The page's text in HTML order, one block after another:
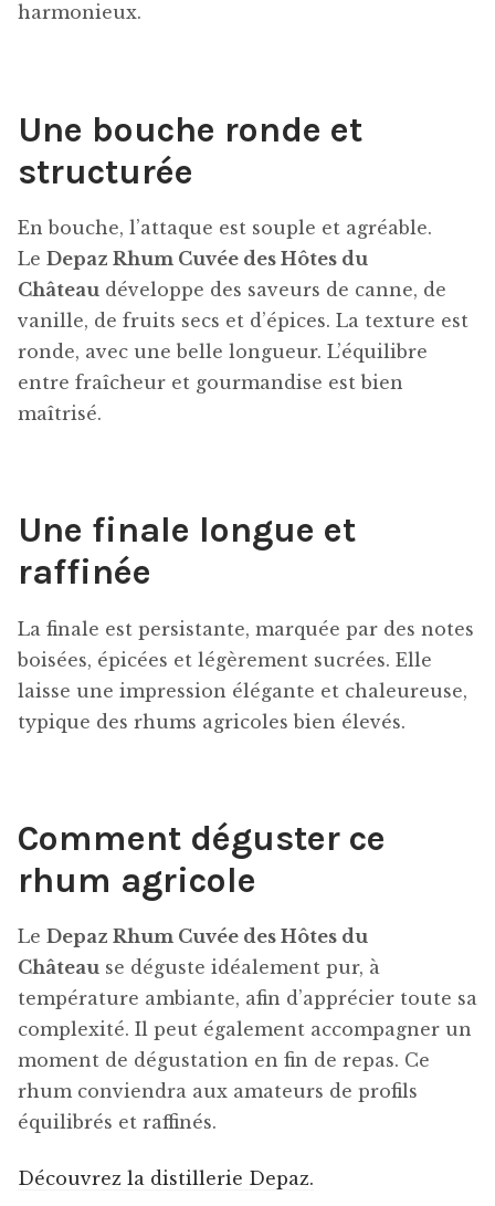
harmonieux.
Une bouche ronde et
structurée
En bouche, l’attaque est souple et agréable.
Le Depaz Rhum Cuvée des Hôtes du
Château développe des saveurs de canne, de
vanille, de fruits secs et d’épices. La texture est
ronde, avec une belle longueur. L’équilibre
entre fraîcheur et gourmandise est bien
maîtrisé.
Une finale longue et
raffinée
La finale est persistante, marquée par des notes
boisées, épicées et légèrement sucrées. Elle
laisse une impression élégante et chaleureuse,
typique des rhums agricoles bien élevés.
Comment déguster ce
rhum agricole
Le Depaz Rhum Cuvée des Hôtes du
Château se déguste idéalement pur, à
température ambiante, afin d’apprécier toute sa
complexité. Il peut également accompagner un
moment de dégustation en fin de repas. Ce
rhum conviendra aux amateurs de profils
équilibrés et raffinés.
Découvrez la distillerie Depaz.